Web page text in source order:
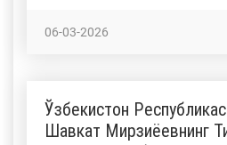
06-03-2026
Ўзбекистон
Шавкат Мирзиёевнинг